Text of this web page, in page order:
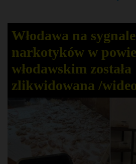
Włodawa na
narkotyków w
włodawskim została
zlikwidowana /